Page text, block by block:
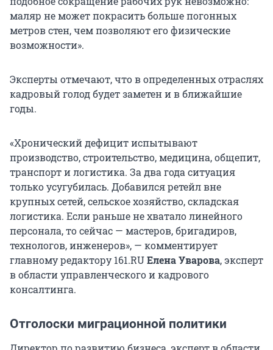
маляр не может покрасить больше погонных
метров стен, чем позволяют его физические
возможности».
Эксперты отмечают, что в определенных отраслях
кадровый голод будет заметен и в ближайшие
годы.
«Хронический дефицит испытывают
производство, строительство, медицина, общепит,
транспорт и логистика. За два года ситуация
только усугубилась. Добавился ретейл вне
крупных сетей, сельское хозяйство, складская
логистика. Если раньше не хватало линейного
персонала, то сейчас — мастеров, бригадиров,
технологов, инженеров», — комментирует
главному редактору 161.RUЕлена Уварова, эксперт
в области управленческого и кадрового
консалтинга.
Отголоски миграционной политики